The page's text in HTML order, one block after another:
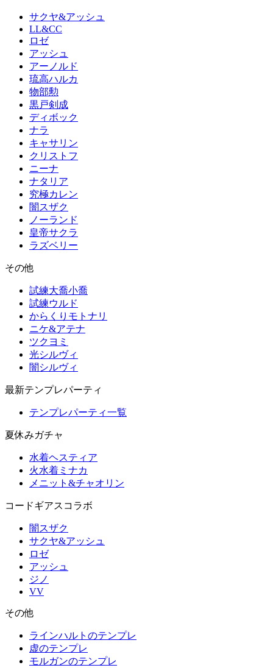
サクヤ&アッシュ
LL&CC
ロゼ
アッシュ
アーノルド
琉高ハルカ
物部勲
黒戸剣成
ディボック
ナラ
キャサリン
クリストフ
ニーナ
ナタリア
究極カレン
闇スザク
ノーランド
皇帝サクラ
ラズベリー
その他
試練大喬小喬
試練ウルド
からくりモトナリ
ニケ&アテナ
ツクヨミ
光シルヴィ
闇シルヴィ
最新テンプレパーティ
テンプレパーティ一覧
夏休みガチャ
水着ヘスティア
火水着ミナカ
メニット&チャオリン
コードギアスコラボ
闇スザク
サクヤ&アッシュ
ロゼ
アッシュ
ジノ
VV
その他
ラインハルトのテンプレ
虚のテンプレ
モルガンのテンプレ